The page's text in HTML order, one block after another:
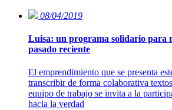
08/04/2019
Luisa: un programa solidario para
pasado reciente
El emprendimiento que se presenta
transcribir de forma colaborativa
equipo de trabajo se invita a la
hacia la verdad